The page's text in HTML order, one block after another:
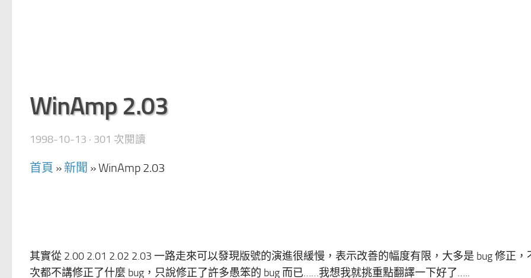
WinAmp 2.03
1998-10-13 · 301 次閱讀
首頁 » 新聞 »WinAmp 2.03
其實從 2.00 2.01 2.02 2.03 一路走來可以發現版號的演進很緩慢，表示改善的幅度有限，大多是 bug 修正，
次都不講修正了什麼 bug，只說修正了許多愚笨的 bug 而已……我想我就挑重點翻譯一下好了…..